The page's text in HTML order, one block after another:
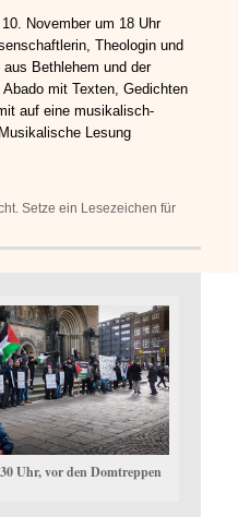
November um 18 Uhr
Theologin und
Bethlehem und der
mit Texten, Gedichten
auf eine musikalisch-
Lesung
Setze ein Lesezeichen für
Uhr, vor den Domtreppen